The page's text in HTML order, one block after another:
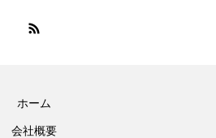
ホーム
会社概要